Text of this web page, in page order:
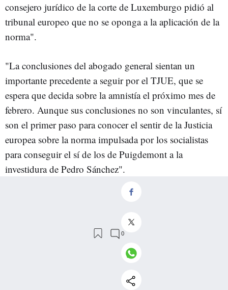
consejero jurídico de la corte de Luxemburgo pidió al
tribunal europeo que no se oponga a la aplicación de la
norma".
"La conclusiones del abogado general sientan un
importante precedente a seguir por el TJUE, que se
espera que decida sobre la amnistía el próximo mes de
febrero. Aunque sus conclusiones no son vinculantes, sí
son el primer paso para conocer el sentir de la Justicia
europea sobre la norma impulsada por los socialistas
para conseguir el sí de los de Puigdemont a la
investidura de Pedro Sánchez".
"El consejero jurídico defendió en sus conclusiones que
la UE y que tampoco contraviene la directiva
comunitaria sobre los delitos de terrorismo. Este podría
ser el primer paso para que el TJUE avale a los líderes
de cara a la resolución pendiente del Constitucional".